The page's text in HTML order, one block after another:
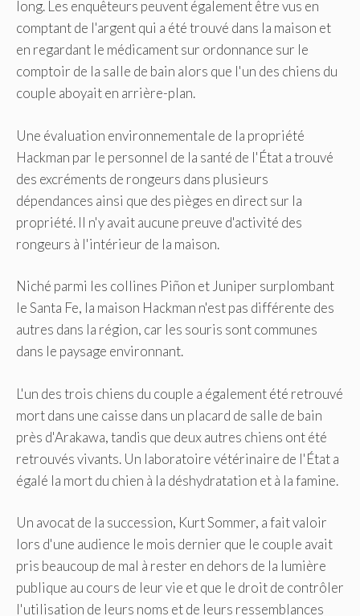
long. Les enquêteurs peuvent également être vus en
comptant de l'argent qui a été trouvé dans la maison et
en regardant le médicament sur ordonnance sur le
comptoir de la salle de bain alors que l'un des chiens du
couple aboyait en arrière-plan.
Une évaluation environnementale de la propriété
Hackman par le personnel de la santé de l'État a trouvé
des excréments de rongeurs dans plusieurs
dépendances ainsi que des pièges en direct sur la
propriété. Il n'y avait aucune preuve d'activité des
rongeurs à l'intérieur de la maison.
Niché parmi les collines Piñon et Juniper surplombant
le Santa Fe, la maison Hackman n'est pas différente des
autres dans la région, car les souris sont communes
dans le paysage environnant.
L'un des trois chiens du couple a également été retrouvé
mort dans une caisse dans un placard de salle de bain
près d'Arakawa, tandis que deux autres chiens ont été
retrouvés vivants. Un laboratoire vétérinaire de l'État a
égalé la mort du chien à la déshydratation et à la famine.
Un avocat de la succession, Kurt Sommer, a fait valoir
lors d'une audience le mois dernier que le couple avait
pris beaucoup de mal à rester en dehors de la lumière
publique au cours de leur vie et que le droit de contrôler
l'utilisation de leurs noms et de leurs ressemblances